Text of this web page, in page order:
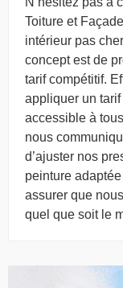
Toiture et
intérieur pas
concept est de
tarif compétitif.
appliquer un
accessible à
nous
d’ajuster nos
peinture
assurer que
quel que soit le